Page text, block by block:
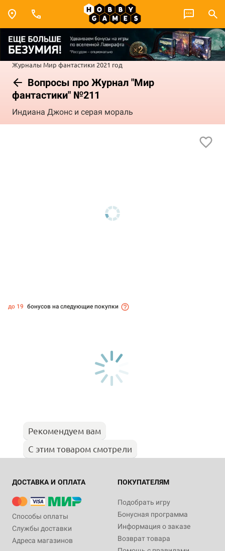
Журналы Мир фантастики 2021 год
Вопросы про Журнал "Мир
фантастики" №211
Индиана Джонс и серая мораль
до 19 бонусов на следующие покупки
Рекомендуем вам
С этим товаром смотрели
ДОСТАВКА И ОПЛАТА
Способы оплаты
Службы доставки
Адреса магазинов
ПОКУПАТЕЛЯМ
Подобрать игру
Бонусная программа
Информация о заказе
Возврат товара